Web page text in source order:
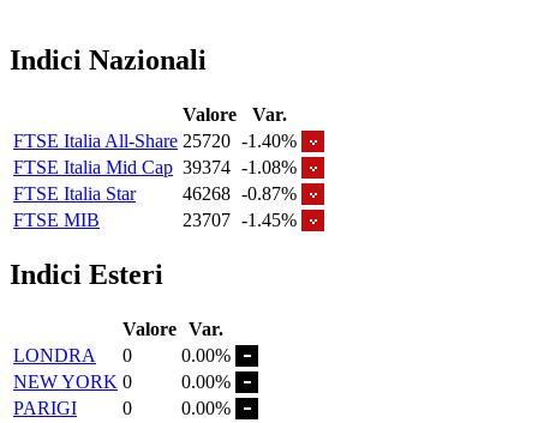
Indici Nazionali
Valore
Var.
FTSE Italia All-Share 25720 -1.40%
FTSE Italia Mid Cap 39374 -1.08%
FTSE Italia Star
46268 -0.87%
FTSE MIB
23707 -1.45%
Indici Esteri
Valore Var.
LONDRA
0
0.00%
NEW YORK 0
0.00%
PARIGI
0
0.00%